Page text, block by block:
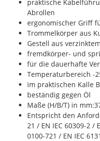
praktische
Abrollen
ergonomischer Griff
Trommelkörper aus
Gestell aus
fremdkörper- und
für die dauerhafte
Temperaturbereich -
im praktischen Kalle
beständig gegen Öl
Maße (H/B/T) in
Entspricht den
21 / EN IEC 60309-2 /
0100-721 / EN IEC